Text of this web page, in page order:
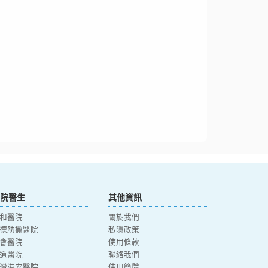
醫生
醫院
肋撒醫院
醫院
醫院
其他資訊
關於我們
私隱政策
使用條款
聯絡我們